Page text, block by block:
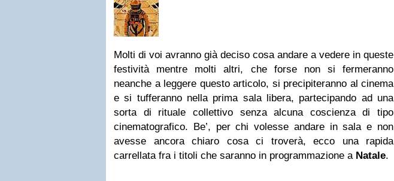
Molti di voi avranno già deciso cosa andare a vedere in queste
festività mentre molti altri, che forse non si fermeranno
neanche a leggere questo articolo, si precipiteranno al cinema
e si tufferanno nella prima sala libera, partecipando ad una
sorta di rituale collettivo senza alcuna coscienza di tipo
cinematografico. Be’, per chi volesse andare in sala e non
avesse ancora chiaro cosa ci troverà, ecco una rapida
carrellata fra i titoli che saranno in programmazione a Natale.